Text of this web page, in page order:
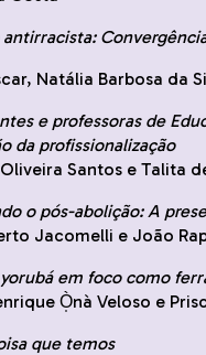
antirracista:
Natália Barbosa da
e professoras de
da profissionalização
Santos e Talita
o pós-abolição: A
Jacomelli e João
em foco como
Ò̩nà Veloso e
que temos